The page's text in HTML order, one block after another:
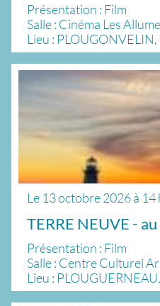
Présentation : Film
Salle : Cinéma Les
Lieu : PLOUGONVELIN,
Le 13 octobre 2026à 14
TERRE NEUVE -
Présentation : Film
Salle : Centre Culturel
Lieu :